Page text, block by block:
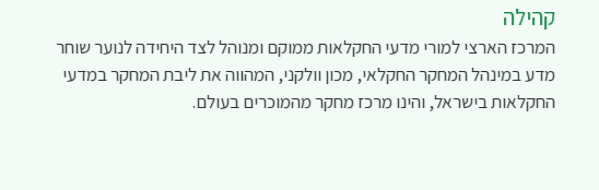
קהילה
המרכז הארצי למורי מדעי החקלאות ממוקם ומנוהל לצד היחידה לנוער שוחר
מדע במינהל המחקר החקלאי, מכון וולקני, המהווה את ליבת המחקר במדעי
החקלאות בישראל, והינו מרכז מחקר מהמוכרים בעולם.